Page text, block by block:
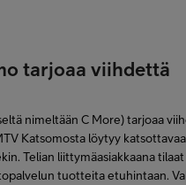
tarjoaa viihdettä
nimeltään C More) tarjoaa
Katsomosta löytyy
Telian liittymäasiakkaana
tuotteita etuhintaan.